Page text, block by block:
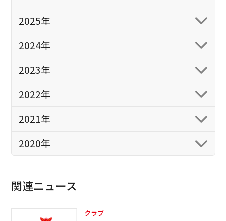
2025年
2024年
2023年
2022年
2021年
2020年
関連ニュース
クラブ